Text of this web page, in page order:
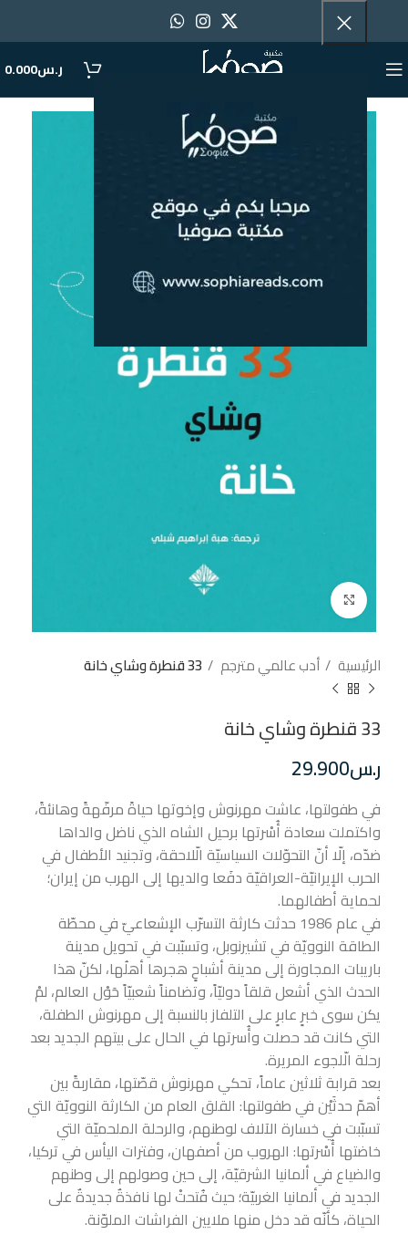
ر.س0.000
الرئيسية أدب عالمي مترجم 33 قنطرة وشاي خانة
33 قنطرة وشاي خانة
ر.س29.900
في طفولتها، عاشت مهرنوش وإخوتها حياةً مرفّهةً وهانئةً،
واكتملت سعادة أُسْرتها برحيل الشاه الذي ناضل والداها
ضدّه، إلّا أنّ التحوّلات السياسيّة الّلاحقة، وتجنيد الأطفال في
الحرب الإيرانيّة-العراقيّة دفَعا والديها إلى الهرب من إيران؛
لحماية أطفالهما.
في عام 1986 حدثت كارثة التسرّب الإشعاعيّ في محطّة
الطاقة النوويّة في تشيرنوبل، وتسبّبت في تحويل مدينة
باريبات المجاورة إلى مدينة أشباحٍ هجرها أهلُها، لكنّ هذا
الحدث الذي أشعل قلقاً دوليّاً، وتضامناً شعبيّاً حَوْل العالم، لمْ
يكن سوى خبرٍ عابرٍ على التلفاز بالنسبة إلى مهرنوش الطفلة،
التي كانت قد حصلت وأُسرتها في الحال على بيتهم الجديد بعد
رحلة الّلجوء المريرة.
بعد قرابة ثلاثين عاماً، تحكي مهرنوش قصّتها، مقاربةً بين
أهمّ حدثَيْن في طفولتها: القلق العام من الكارثة النوويّة التي
تسبّبت في خسارة الآلاف لوطنهم، والرحلة الملحميّة التي
خاضتها أُسْرتها: الهروب من أصفهان، وفترات اليأس في تركيا،
والضياع في ألمانيا الشرقيّة، إلى حين وصولهم إلى وطنهم
الجديد في ألمانيا الغربيّة؛ حيث فُتحتْ لها نافذةٌ جديدةٌ على
الحياة، كأنّه قد دخل منها ملايين الفراشات الملوّنة.